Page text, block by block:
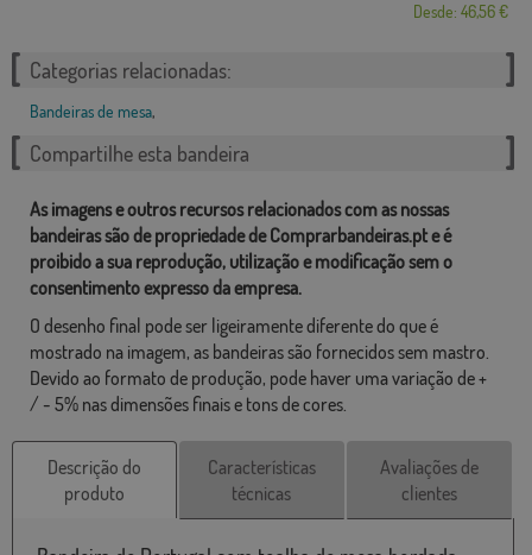
Desde: 46,56 €
Categorias relacionadas:
Bandeiras de mesa,
Compartilhe esta bandeira
As imagens e outros recursos relacionados com as nossas
bandeiras são de propriedade de Comprarbandeiras.pt e é
proibido a sua reprodução, utilização e modificação sem o
consentimento expresso da empresa.
O desenho final pode ser ligeiramente diferente do que é
mostrado na imagem, as bandeiras são fornecidos sem mastro.
Devido ao formato de produção, pode haver uma variação de +
/ - 5% nas dimensões finais e tons de cores.
Descrição do
produto
Características
técnicas
Avaliações de
clientes